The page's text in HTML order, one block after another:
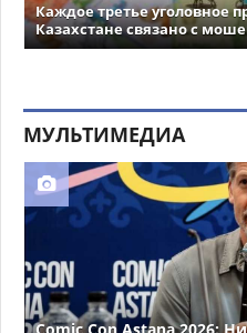
Каждое третье уголовное
Казахстане связано с
МУЛЬТИМЕДИА
Comic Con Astana 2026: